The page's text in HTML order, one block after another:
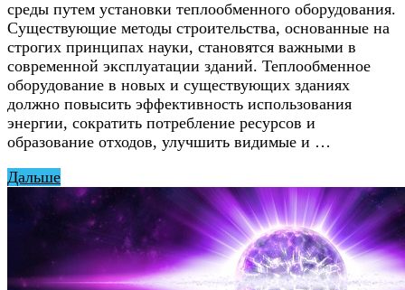
среды путем установки теплообменного оборудования.
Существующие методы строительства, основанные на
строгих принципах науки, становятся важными в
современной эксплуатации зданий. Теплообменное
оборудование в новых и существующих зданиях
должно повысить эффективность использования
энергии, сократить потребление ресурсов и
образование отходов, улучшить видимые и …
Дальше